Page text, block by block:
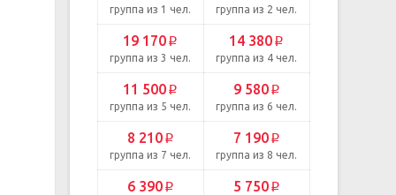
группа из 1 чел. группа из 2 чел.
19 170 p
группа из 3 чел.
14 380 p
группа из 4 чел.
11 500 p
группа из 5 чел.
9 580p
группа из 6 чел.
8 210p
группа из 7 чел.
7 190p
группа из 8 чел.
6 390p 5 750p